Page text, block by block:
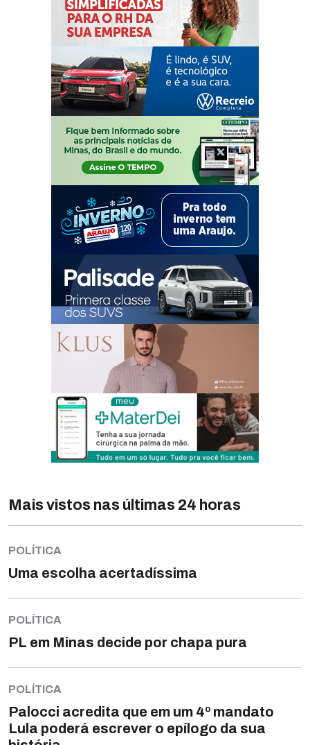
Mais vistos nas últimas 24 horas
POLÍTICA
Uma escolha acertadíssima
POLÍTICA
PL em Minas decide por chapa pura
POLÍTICA
Palocci acredita que em um 4º mandato
Lula poderá escrever o epílogo da sua